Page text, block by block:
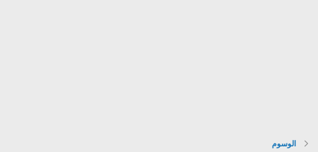
الوسوم